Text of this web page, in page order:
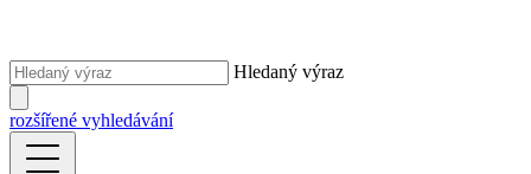
Hledaný výraz
rozšířené vyhledávání